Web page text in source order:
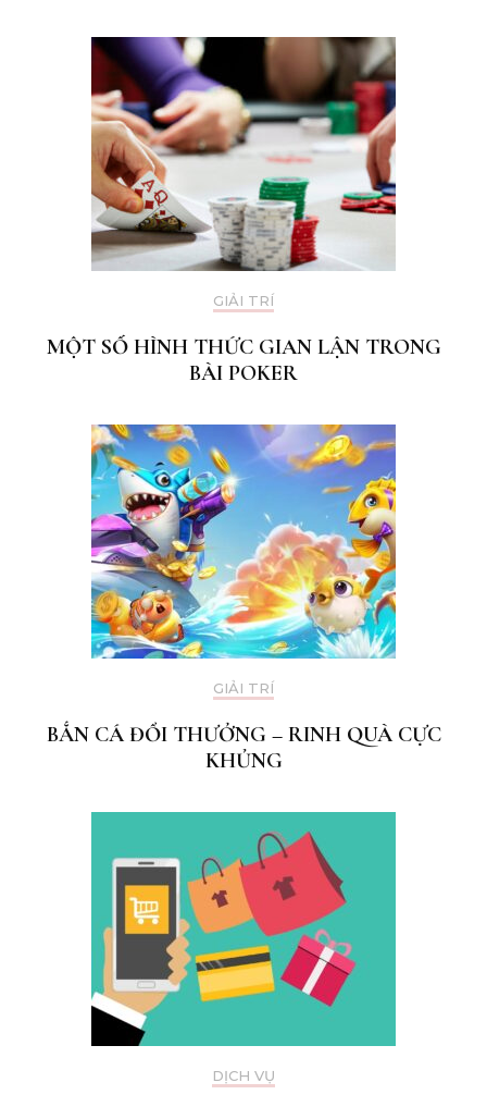
GIẢI TRÍ
MỘT SỐ HÌNH THỨC GIAN LẬN TRONG
BÀI POKER
GIẢI TRÍ
BẮN CÁ ĐỔI THƯỞNG – RINH QUÀ CỰC
KHỦNG
DỊCH VỤ